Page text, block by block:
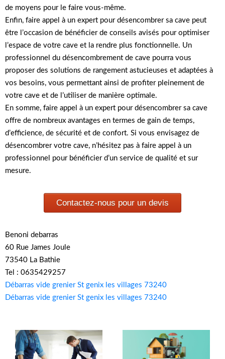
de moyens pour le faire vous-même.
Enfin, faire appel à un expert pour désencombrer sa cave peut
être l’occasion de bénéficier de conseils avisés pour optimiser
l’espace de votre cave et la rendre plus fonctionnelle. Un
professionnel du désencombrement de cave pourra vous
proposer des solutions de rangement astucieuses et adaptées à
vos besoins, vous permettant ainsi de profiter pleinement de
votre cave et de l’utiliser de manière optimale.
En somme, faire appel à un expert pour désencombrer sa cave
offre de nombreux avantages en termes de gain de temps,
d’efficience, de sécurité et de confort. Si vous envisagez de
désencombrer votre cave, n’hésitez pas à faire appel à un
professionnel pour bénéficier d’un service de qualité et sur
mesure.
Contactez-nous pour un devis
Benoni debarras
60 Rue James Joule
73540 La Bathie
Tel : 0635429257
Débarras vide grenier St genix les villages 73240
Débarras vide grenier St genix les villages 73240